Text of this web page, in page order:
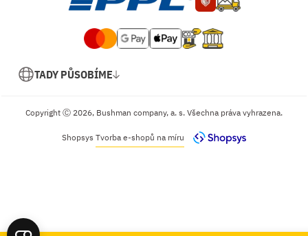
TADY PŮSOBÍME
Copyright Ⓒ 2026, Bushman company, a. s. Všechna práva vyhrazena.
Shopsys Tvorba e-shopů na míru